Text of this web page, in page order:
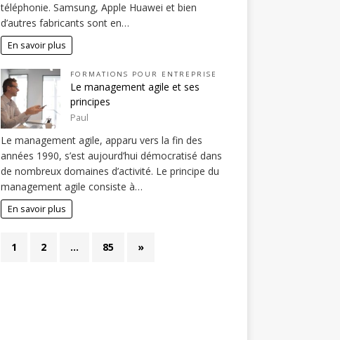
téléphonie. Samsung, Apple Huawei et bien
d’autres fabricants sont en…
En savoir plus
FORMATIONS POUR ENTREPRISE
Le management agile et ses
principes
Paul
Le management agile, apparu vers la fin des
années 1990, s’est aujourd’hui démocratisé dans
de nombreux domaines d’activité. Le principe du
management agile consiste à…
En savoir plus
1 2 … 85 »